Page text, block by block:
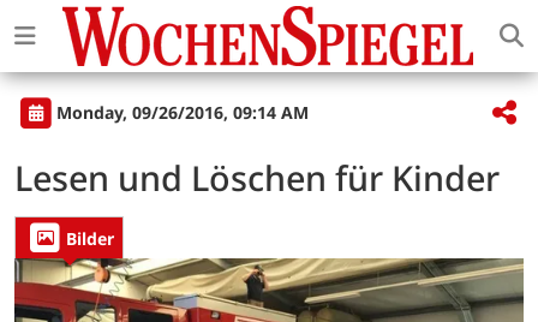
Monday, 09/26/2016, 09:14 AM
Lesen und Löschen für Kinder
Bilder